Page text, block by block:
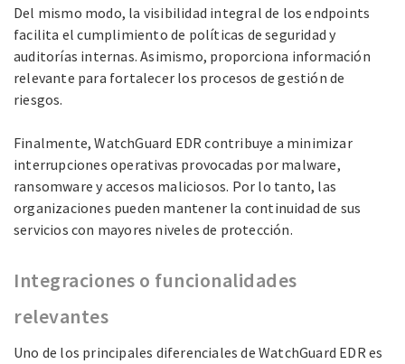
Del mismo modo, la visibilidad integral de los endpoints
facilita el cumplimiento de políticas de seguridad y
auditorías internas. Asimismo, proporciona información
relevante para fortalecer los procesos de gestión de
riesgos.
Finalmente, WatchGuard EDR contribuye a minimizar
interrupciones operativas provocadas por malware,
ransomware y accesos maliciosos. Por lo tanto, las
organizaciones pueden mantener la continuidad de sus
servicios con mayores niveles de protección.
Integraciones o funcionalidades
relevantes
Uno de los principales diferenciales de WatchGuard EDR es